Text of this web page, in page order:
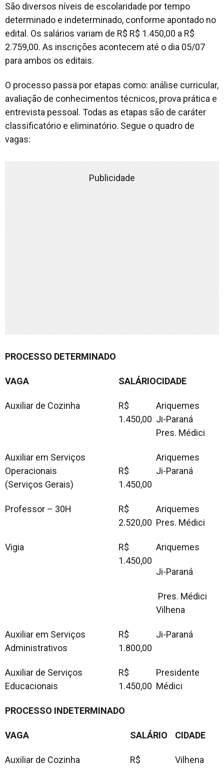
São diversos níveis de escolaridade por tempo
determinado e indeterminado, conforme apontado no
edital. Os salários variam de R$ R$ 1.450,00 a R$
2.759,00. As inscrições acontecem até o dia 05/07
para ambos os editais.
O processo passa por etapas como: análise curricular,
avaliação de conhecimentos técnicos, prova prática e
entrevista pessoal. Todas as etapas são de caráter
classificatório e eliminatório. Segue o quadro de
vagas:
Publicidade
PROCESSO DETERMINADO
VAGA SALÁRIOCIDADE
Auxiliar de Cozinha
R$
1.450,00
Ariquemes
Ji-Paraná
Pres. Médici
Auxiliar em Serviços
Operacionais
(Serviços Gerais)
R$
1.450,00
Ariquemes
Ji-Paraná
Professor – 30H
R$
2.520,00
Ariquemes
Pres. Médici
Vigia
R$
1.450,00
Ariquemes
Ji-Paraná
Pres. Médici
Vilhena
Auxiliar em Serviços
Administrativos
R$
1.800,00
Ji-Paraná
Auxiliar de Serviços
Educacionais
R$
1.450,00
Presidente
Médici
PROCESSO INDETERMINADO
VAGA SALÁRIO CIDADE
Auxiliar de Cozinha
R$
Vilhena